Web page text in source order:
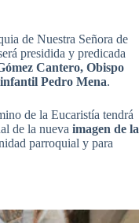
de Nuestra Señora de
presidida y predicada
Cantero, Obispo
Pedro Mena.
de la Eucaristía tendrá
de la nueva imagen de la
parroquial y para